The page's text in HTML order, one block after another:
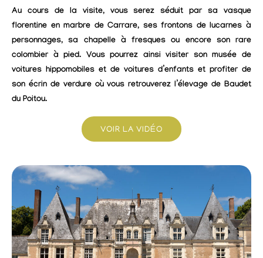
Au cours de la visite, vous serez séduit par sa vasque
florentine en marbre de Carrare, ses frontons de lucarnes à
personnages, sa chapelle à fresques ou encore son rare
colombier à pied. Vous pourrez ainsi visiter son musée de
voitures hippomobiles et de voitures d’enfants et profiter de
son écrin de verdure où vous retrouverez l’élevage de Baudet
du Poitou.
VOIR LA VIDÉO